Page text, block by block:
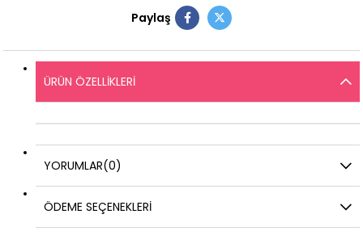
Paylaş
ÜRÜN ÖZELLIKLERI
YORUMLAR(0)
ÖDEME SEÇENEKLERI